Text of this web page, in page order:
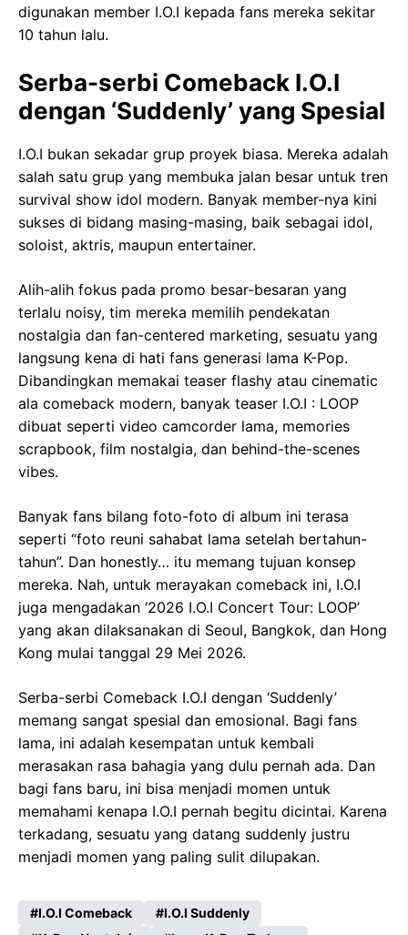
digunakan member I.O.I kepada fans mereka sekitar
10 tahun lalu.
Serba-serbi Comeback I.O.I
dengan ‘Suddenly’ yang Spesial
I.O.I bukan sekadar grup proyek biasa. Mereka adalah
salah satu grup yang membuka jalan besar untuk tren
survival show idol modern. Banyak member-nya kini
sukses di bidang masing-masing, baik sebagai idol,
soloist, aktris, maupun entertainer.
Alih-alih fokus pada promo besar-besaran yang
terlalu noisy, tim mereka memilih pendekatan
nostalgia dan fan-centered marketing, sesuatu yang
langsung kena di hati fans generasi lama K-Pop.
Dibandingkan memakai teaser flashy atau cinematic
ala comeback modern, banyak teaser I.O.I : LOOP
dibuat seperti video camcorder lama, memories
scrapbook, film nostalgia, dan behind-the-scenes
vibes.
Banyak fans bilang foto-foto di album ini terasa
seperti “foto reuni sahabat lama setelah bertahun-
tahun”. Dan honestly… itu memang tujuan konsep
mereka. Nah, untuk merayakan comeback ini, I.O.I
juga mengadakan ‘2026 I.O.I Concert Tour: LOOP’
yang akan dilaksanakan di Seoul, Bangkok, dan Hong
Kong mulai tanggal 29 Mei 2026.
Serba-serbi Comeback I.O.I dengan ‘Suddenly’
memang sangat spesial dan emosional. Bagi fans
lama, ini adalah kesempatan untuk kembali
merasakan rasa bahagia yang dulu pernah ada. Dan
bagi fans baru, ini bisa menjadi momen untuk
memahami kenapa I.O.I pernah begitu dicintai. Karena
terkadang, sesuatu yang datang suddenly justru
menjadi momen yang paling sulit dilupakan.
I.O.I Comeback
I.O.I Suddenly